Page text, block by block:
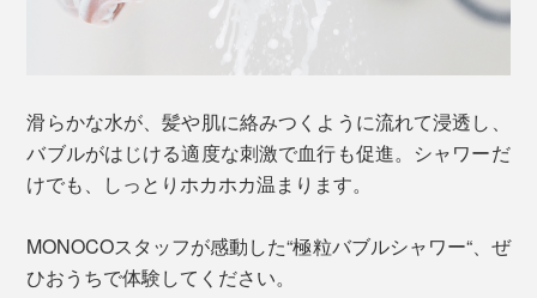
滑らかな水が、髪や肌に絡みつくように流れて浸透し、
バブルがはじける適度な刺激で血行も促進。シャワーだ
けでも、しっとりホカホカ温まります。
MONOCOスタッフが感動した“極粒バブルシャワー“、ぜ
ひおうちで体験してください。